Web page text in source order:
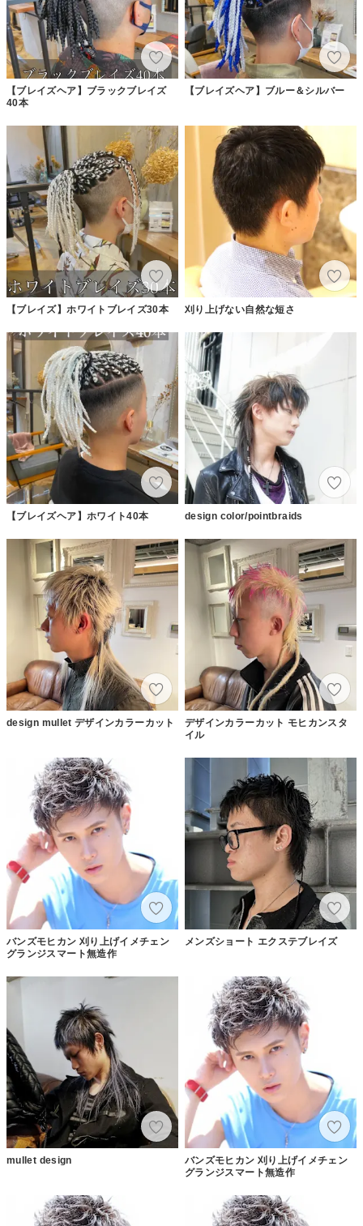
【ブレイズヘア】ブラックブレイズ
40本
【ブレイズヘア】ブルー＆シルバー
【ブレイズ】ホワイトブレイズ30本 刈り上げない自然な短さ
【ブレイズヘア】ホワイト40本 design color/pointbraids
design mullet デザインカラーカット
デザインカラーカット モヒカンスタ
イル
バンズモヒカン 刈り上げイメチェン
グランジスマート無造作
メンズショート エクステブレイズ
mullet design
バンズモヒカン 刈り上げイメチェン
グランジスマート無造作